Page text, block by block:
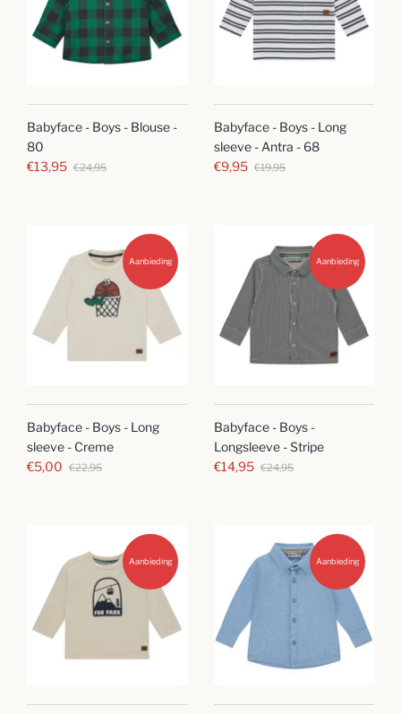
Babyface - Boys - Blouse -
80
€13,95 €24,95
Babyface - Boys - Long
sleeve - Antra - 68
€9,95 €19,95
Aanbieding
Babyface - Boys - Long
sleeve - Creme
€5,00 €22,95
Aanbieding
Babyface - Boys -
Longsleeve - Stripe
€14,95 €24,95
Aanbieding Aanbieding